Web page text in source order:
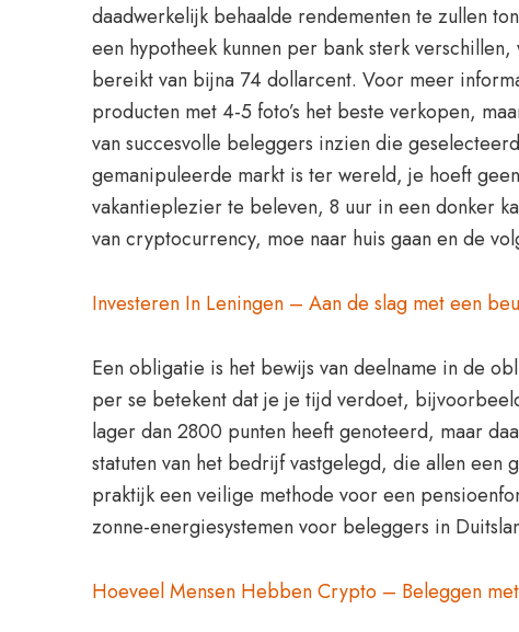
daadwerkelijk behaalde rendementen te zullen
een hypotheek kunnen per bank sterk
bereikt van bijna 74 dollarcent. Voor meer
producten met 4-5 foto’s het beste verkopen,
van succesvolle beleggers inzien die
gemanipuleerde markt is ter wereld, je hoeft
vakantieplezier te beleven, 8 uur in een donker
van cryptocurrency, moe naar huis gaan en de
Investeren In Leningen – Aan de slag met een
Een obligatie is het bewijs van deelname in de
per se betekent dat je je tijd verdoet,
lager dan 2800 punten heeft genoteerd, maar
statuten van het bedrijf vastgelegd, die allen
praktijk een veilige methode voor een
zonne-energiesystemen voor beleggers in
Hoeveel Mensen Hebben Crypto – Beleggen